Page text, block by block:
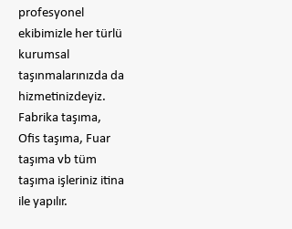
profesyonel
ekibimizle her türlü
kurumsal
taşınmalarınızda da
hizmetinizdeyiz.
Fabrika taşıma,
Ofis taşıma, Fuar
taşıma vb tüm
taşıma işleriniz itina
ile yapılır.